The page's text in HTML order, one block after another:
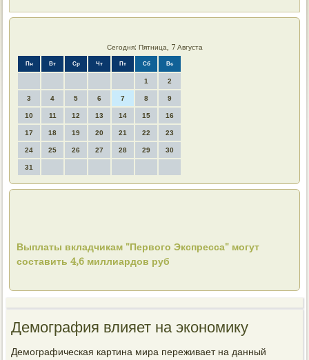
Сегодня: Пятница, 7 Августа
Пн Вт Ср Чт Пт Сб Вс
1 2
3 4 5 6 7 8 9
10 11 12 13 14 15 16
17 18 19 20 21 22 23
24 25 26 27 28 29 30
31
Выплаты вкладчикам "Первого Экспресса" могут
составить 4,6 миллиардов руб
Демография влияет на экономику
Демографическая картина мира переживает на данный